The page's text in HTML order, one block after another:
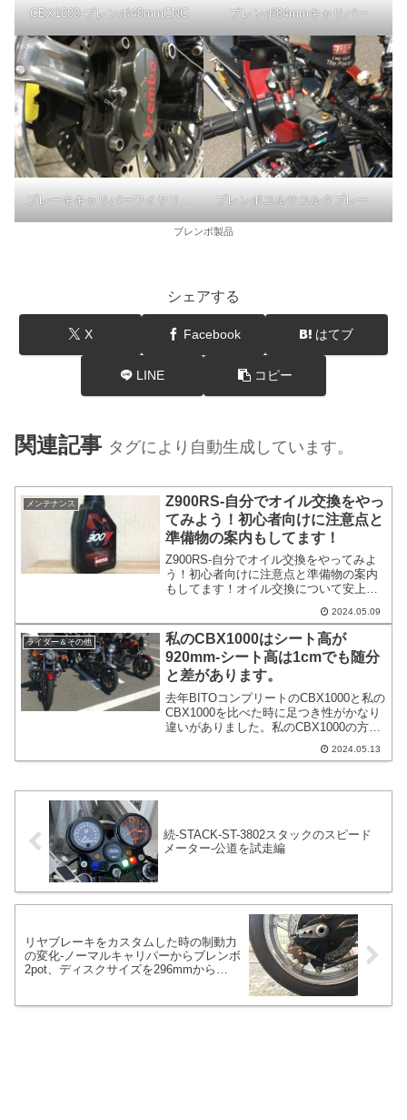
CBX1000-ブレンボ40mmCNC ブレンボ84mmキャリパー
ブレーキキャリパーワイヤリングブレンボCNC ブレンボコルサコルタブレーキマスター-ピボットボルト
ブレンボ製品
シェアする
X Facebook はてブ
LINE コピー
関連記事 タグにより自動生成しています。
メンテナンス
Z900RS-自分でオイル交換をやっ
てみよう！初心者向けに注意点と
準備物の案内もしてます！
Z900RS-自分でオイル交換をやってみよ
う！初心者向けに注意点と準備物の案内
もしてます！オイル交換について安上が
を受ける事がありました。今回はZ900RS
を例にオイル交換を自分でやってみる方
法を案内しま...
2024.05.09
ライダー＆その他
私のCBX1000はシート高が
920mm-シート高は1cmでも随分
と差があります。
去年BITOコンプリートのCBX1000と私の
CBX1000を比べた時に足つき性がかなり
違いがありました。私のCBX1000の方が
製CBX1000と私のCBX1000の比較までし
2024.05.13
続-STACK-ST-3802スタックのスピード
メーター-公道を試走編
リヤブレーキをカスタムした時の制動力
の変化-ノーマルキャリパーからブレンボ
2pot、ディスクサイズを296mmから